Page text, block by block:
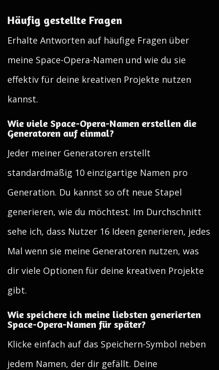
Häufig gestellte Fragen
Erhalte Antworten auf häufige Fragen über
meine Space-Opera-Namen und wie du sie
effektiv für deine kreativen Projekte nutzen
kannst.
Wie viele Space-Opera-Namen erstellen die
Generatoren auf einmal?
Jeder meiner Generatoren erstellt
standardmäßig 10 einzigartige Namen pro
Generation. Du kannst so oft neue Stapel
generieren, wie du möchtest. Im Durchschnitt
sehe ich, dass Nutzer 16 Ideen generieren, jedes
Mal wenn sie meine Generatoren nutzen, was
dir viele Optionen für deine kreativen Projekte
gibt.
Wie speichere ich meine liebsten generierten
Space-Opera-Namen für später?
Klicke einfach auf das Speichern-Symbol neben
jedem Namen, der dir gefällt. Deine